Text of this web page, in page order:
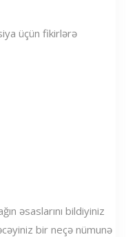
üçün fikirlərə
əsaslarını bildiyiniz
bir neçə nümunə